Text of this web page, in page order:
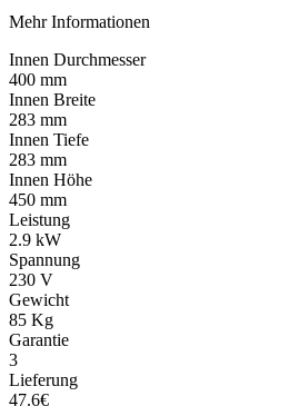
Mehr Informationen
Innen Durchmesser
400 mm
Innen Breite
283 mm
Innen Tiefe
283 mm
Innen Höhe
450 mm
Leistung
2.9 kW
Spannung
230 V
Gewicht
85 Kg
Garantie
3
Lieferung
47.6€